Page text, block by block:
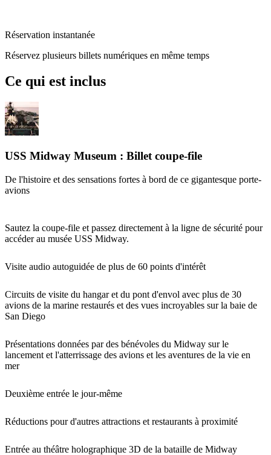
Réservation instantanée
Réservez plusieurs billets numériques en même temps
Ce qui est inclus
USS Midway Museum : Billet coupe-file
De l'histoire et des sensations fortes à bord de ce gigantesque porte-
avions
Sautez la coupe-file et passez directement à la ligne de sécurité pour
accéder au musée USS Midway.
Visite audio autoguidée de plus de 60 points d'intérêt
Circuits de visite du hangar et du pont d'envol avec plus de 30
avions de la marine restaurés et des vues incroyables sur la baie de
San Diego
Présentations données par des bénévoles du Midway sur le
lancement et l'atterrissage des avions et les aventures de la vie en
mer
Deuxième entrée le jour-même
Réductions pour d'autres attractions et restaurants à proximité
Entrée au théâtre holographique 3D de la bataille de Midway